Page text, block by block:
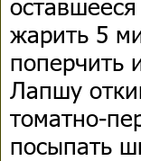
жарить 5
поперчить
Лапшу
томатно-
посыпать